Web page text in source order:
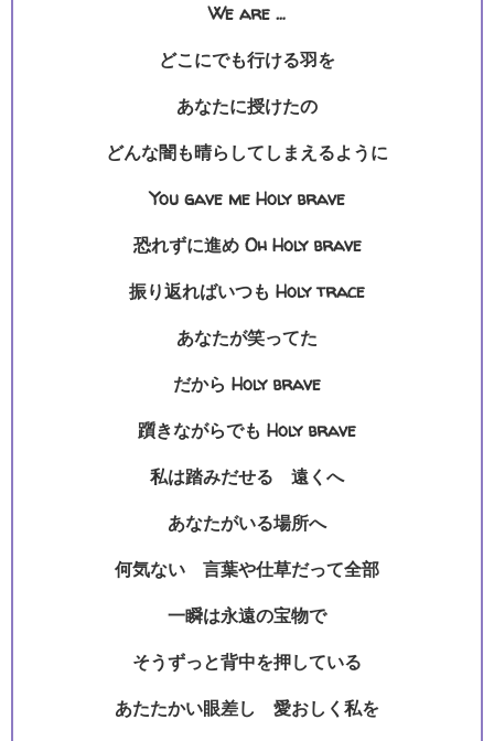
We are …
どこにでも行ける羽を
あなたに授けたの
どんな闇も晴らしてしまえるように
You gave me Holy brave
恐れずに進め Oh Holy brave
振り返ればいつも Holy trace
あなたが笑ってた
だから Holy brave
躓きながらでも Holy brave
私は踏みだせる 遠くへ
あなたがいる場所へ
何気ない 言葉や仕草だって全部
一瞬は永遠の宝物で
そうずっと背中を押している
あたたかい眼差し 愛おしく私を